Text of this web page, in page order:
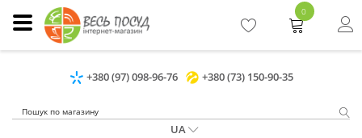
+380 (97) 098-96-76 +380 (73) 150-90-35
UA
0